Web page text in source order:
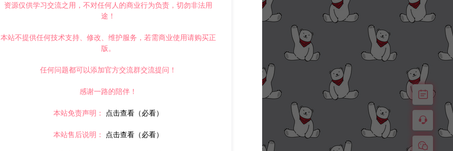
资源仅供学习交流之用，不对任何人的商业行为负责，切勿非法用
途！
本站不提供任何技术支持、修改、维护服务，若需商业使用请购买正
版。
任何问题都可以添加官方交流群交流提问！
感谢一路的陪伴！
本站免责声明： 点击查看（必看）
本站售后说明： 点击查看（必看）